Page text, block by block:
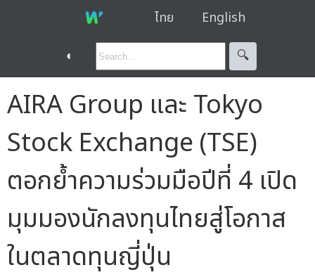
ไทย English
◐ 🔍︎
AIRA Group และ Tokyo
Stock Exchange (TSE)
ตอกย้ำความร่วมมือปีที่ 4 เปิด
มุมมองนักลงทุนไทยสู่โอกาส
ในตลาดทุนญี่ปุ่น